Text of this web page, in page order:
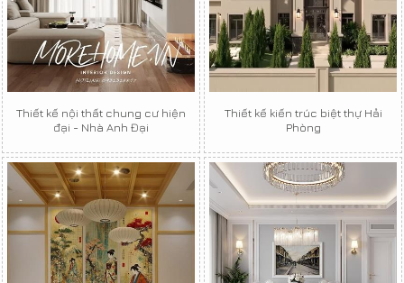
Thiết kế nội thất chung cư hiện
đại - Nhà Anh Đại
Thiết kế kiến trúc biệt thự Hải
Phòng